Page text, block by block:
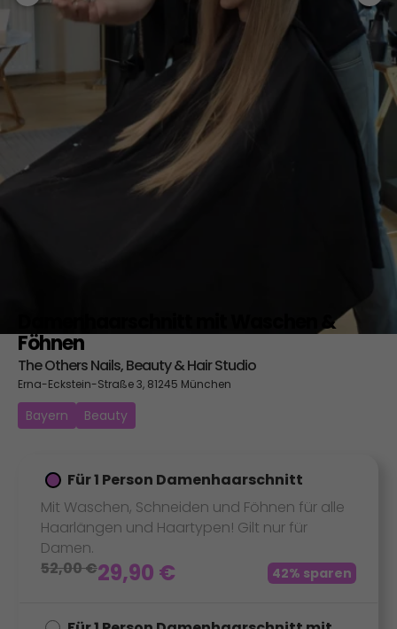
Damenhaarschnitt mit Waschen &
Föhnen
The Others Nails, Beauty & Hair Studio
Erna-Eckstein-Straße 3, 81245 München
Bayern Beauty
Für 1 Person Damenhaarschnitt
Mit Waschen, Schneiden und Föhnen für alle
Haarlängen und Haartypen! Gilt nur für
Damen.
52,00€29,90 € 42% sparen